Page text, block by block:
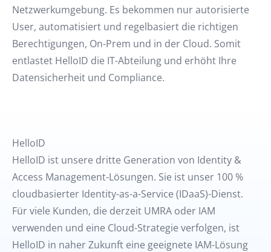
Netzwerkumgebung. Es bekommen nur autorisierte
User, automatisiert und regelbasiert die richtigen
Berechtigungen, On-Prem und in der Cloud. Somit
entlastet HelloID die IT-Abteilung und erhöht Ihre
Datensicherheit und Compliance.
HelloID
HelloID ist unsere dritte Generation von Identity &
Access Management-Lösungen. Sie ist unser 100 %
cloudbasierter Identity-as-a-Service (IDaaS)-Dienst.
Für viele Kunden, die derzeit UMRA oder IAM
verwenden und eine Cloud-Strategie verfolgen, ist
HelloID in naher Zukunft eine geeignete IAM-Lösung